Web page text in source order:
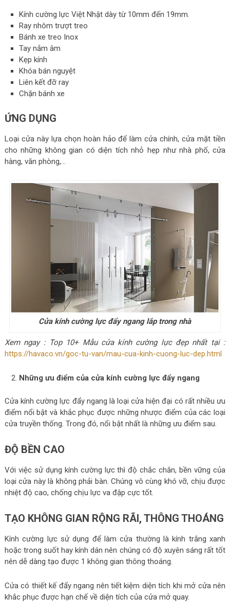
Kính cường lực Việt Nhật dày từ 10mm đến 19mm.
Ray nhôm trượt treo
Bánh xe treo Inox
Tay nắm âm
Kẹp kính
Khóa bán nguyệt
Liên kết đỡ ray
Chặn bánh xe
ỨNG DỤNG
Loại cửa này lựa chọn hoàn hảo để làm cửa chính, cửa mặt tiền
cho những không gian có diện tích nhỏ hẹp như nhà phố, cửa
hàng, văn phòng,…
Cửa kính cường lực đẩy ngang lắp trong nhà
Xem ngay : Top 10+ Mẫu cửa kính cường lực đẹp nhất tại :
https://havaco.vn/goc-tu-van/mau-cua-kinh-cuong-luc-dep.html
Những ưu điểm của cửa kính cường lực đẩy ngang
Cửa kính cường lực đẩy ngang là loại cửa hiện đại có rất nhiều ưu
điểm nổi bật và khắc phục được những nhược điểm của các loại
cửa truyền thống. Trong đó, nổi bật nhất là những ưu điểm sau.
ĐỘ BỀN CAO
Với việc sử dụng kính cường lực thì độ chắc chắn, bền vững của
loại cửa này là không phải bàn. Chúng vô cùng khó vỡ, chịu được
nhiệt độ cao, chống chịu lực va đập cực tốt.
TẠO KHÔNG GIAN RỘNG RÃI, THÔNG THOÁNG
Kính cường lực sử dụng để làm cửa thường là kính trắng xanh
hoặc trong suốt hay kính dán nên chúng có độ xuyên sáng rất tốt
nên dễ dàng tạo được 1 không gian thông thoáng.
Cửa có thiết kế đẩy ngang nên tiết kiệm diện tích khi mở cửa nên
khắc phục được hạn chế về diện tích của cửa mở quay.